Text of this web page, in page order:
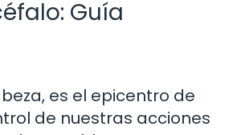
Guía
es el epicentro de
de nuestras acciones